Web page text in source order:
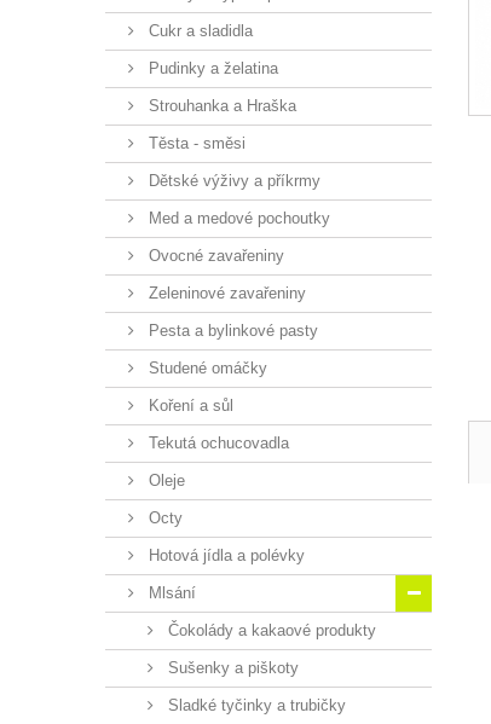
Cukr a sladidla
Pudinky a želatina
Strouhanka a Hraška
Těsta - směsi
Dětské výživy a příkrmy
Med a medové pochoutky
Ovocné zavařeniny
Zeleninové zavařeniny
Pesta a bylinkové pasty
Studené omáčky
Koření a sůl
Tekutá ochucovadla
Oleje
Octy
Hotová jídla a polévky
Mlsání
Čokolády a kakaové produkty
Sušenky a piškoty
Sladké tyčinky a trubičky